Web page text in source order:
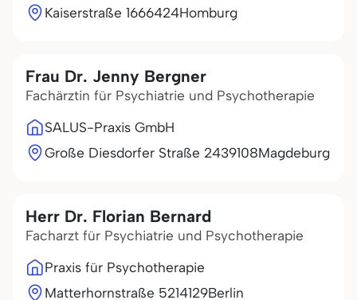
Kaiserstraße 1666424Homburg
Frau Dr. Jenny Bergner
Fachärztin für Psychiatrie und Psychotherapie
SALUS-Praxis GmbH
Große Diesdorfer Straße 2439108Magdeburg
Herr Dr. Florian Bernard
Facharzt für Psychiatrie und Psychotherapie
Praxis für Psychotherapie
Matterhornstraße 5214129Berlin